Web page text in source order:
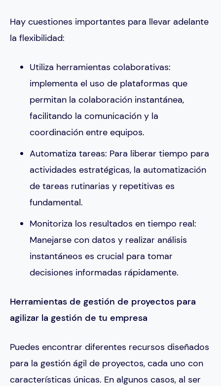
Hay cuestiones importantes para llevar adelante
la flexibilidad:
Utiliza herramientas colaborativas:
implementa el uso de plataformas que
permitan la colaboración instantánea,
facilitando la comunicación y la
coordinación entre equipos.
Automatiza tareas: Para liberar tiempo para
actividades estratégicas, la automatización
de tareas rutinarias y repetitivas es
fundamental.
Monitoriza los resultados en tiempo real:
Manejarse con datos y realizar análisis
instantáneos es crucial para tomar
decisiones informadas rápidamente.
Herramientas de gestión de proyectos para
agilizar la gestión de tu empresa
Puedes encontrar diferentes recursos diseñados
para la gestión ágil de proyectos, cada uno con
características únicas. En algunos casos, al ser